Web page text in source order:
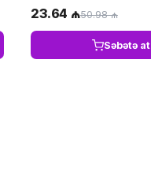
23.64 ₼50.98 ₼
Səbətə at